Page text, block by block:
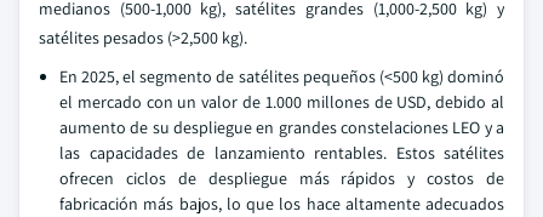
medianos (500-1,000 kg), satélites grandes (1,000-2,500 kg) y
satélites pesados (>2,500 kg).
En 2025, el segmento de satélites pequeños (<500 kg) dominó
el mercado con un valor de 1.000 millones de USD, debido al
aumento de su despliegue en grandes constelaciones LEO y a
las capacidades de lanzamiento rentables. Estos satélites
ofrecen ciclos de despliegue más rápidos y costos de
fabricación más bajos, lo que los hace altamente adecuados